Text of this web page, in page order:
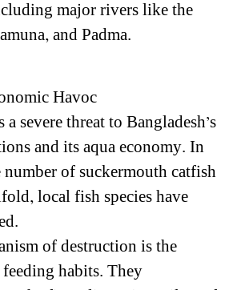
major rivers like the
and Padma.
Havoc
severe threat to Bangladesh’s
and its aqua economy. In
number of suckermouth catfish
local fish species have
of destruction is the
habits. They